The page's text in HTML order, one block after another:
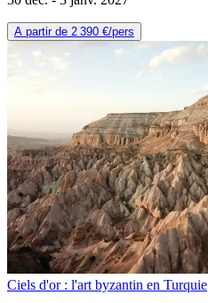
A partir de 2 390 €/pers
Ciels d'or : l'art byzantin en Turquie